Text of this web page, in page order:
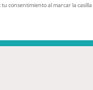
al marcar la casilla